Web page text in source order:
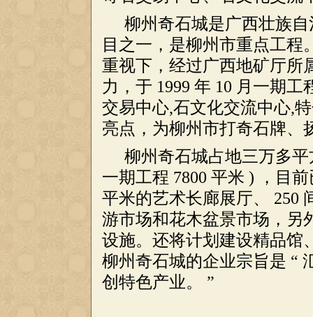
柳州奇石城是广西壮族自
目之一，是柳州市重点工
重视下，经过广西地矿厅所
力，于 1999 年 10 月一期
交易中心,石文化交流中心,
亮点，为柳州市打奇石牌、
柳州奇石城占地三万多
一期工程 7800 平米 ) ，目
平米的艺术长廊展厅、 250
游市场和花木盆景市场，另
设施。还将计划建设精品馆
柳州奇石城的企业宗旨是 “
创特色产业。 ”